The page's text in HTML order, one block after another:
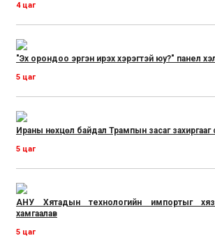
4 цаг
"Эх орондоо эргэн ирэх хэрэгтэй юу?" панел
5 цаг
Ираны нөхцөл байдал Трампын засаг
5 цаг
АНУ Хятадын технологийн импортыг
хамгаалав
5 цаг